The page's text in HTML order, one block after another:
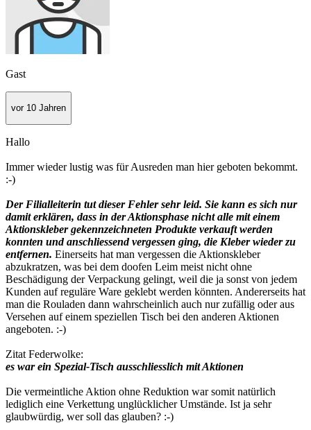
Gast
vor 10 Jahren
Hallo
Immer wieder lustig was für Ausreden man hier geboten bekommt.
:-)
Der Filialleiterin tut dieser Fehler sehr leid. Sie kann es sich nur
damit erklären, dass in der Aktionsphase nicht alle mit einem
Aktionskleber gekennzeichneten Produkte verkauft werden
konnten und anschliessend vergessen ging, die Kleber wieder zu
entfernen. Einerseits hat man vergessen die Aktionskleber
abzukratzen, was bei dem doofen Leim meist nicht ohne
Beschädigung der Verpackung gelingt, weil die ja sonst von jedem
Kunden auf reguläre Ware geklebt werden könnten. Andererseits hat
man die Rouladen dann wahrscheinlich auch nur zufällig oder aus
Versehen auf einem speziellen Tisch bei den anderen Aktionen
angeboten. :-)
Zitat Federwolke:
es war ein Spezial-Tisch ausschliesslich mit Aktionen
Die vermeintliche Aktion ohne Reduktion war somit natürlich
lediglich eine Verkettung unglücklicher Umstände. Ist ja sehr
glaubwürdig, wer soll das glauben? :-)